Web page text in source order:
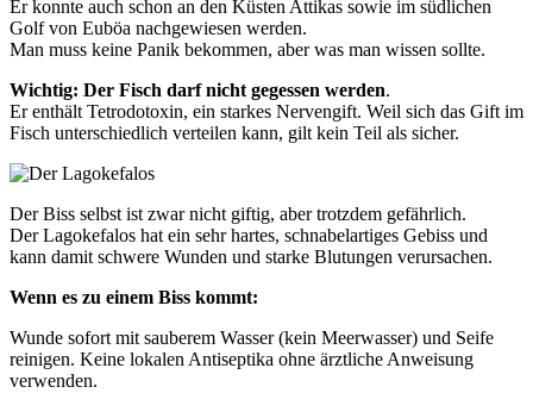
Er konnte auch schon an den Küsten Attikas sowie im südlichen
Golf von Euböa nachgewiesen werden.
Man muss keine Panik bekommen, aber was man wissen sollte.
Wichtig: Der Fisch darf nicht gegessen werden.
Er enthält Tetrodotoxin, ein starkes Nervengift. Weil sich das Gift im
Fisch unterschiedlich verteilen kann, gilt kein Teil als sicher.
Der Biss selbst ist zwar nicht giftig, aber trotzdem gefährlich.
Der Lagokefalos hat ein sehr hartes, schnabelartiges Gebiss und
kann damit schwere Wunden und starke Blutungen verursachen.
Wenn es zu einem Biss kommt:
Wunde sofort mit sauberem Wasser (kein Meerwasser) und Seife
reinigen. Keine lokalen Antiseptika ohne ärztliche Anweisung
verwenden.